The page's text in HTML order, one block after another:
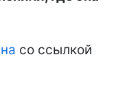
со ссылкой